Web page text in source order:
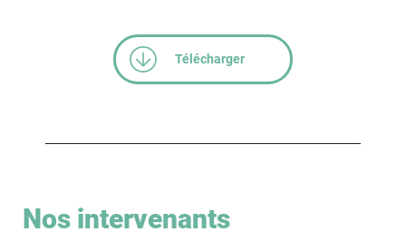
Télécharger
Nos intervenants